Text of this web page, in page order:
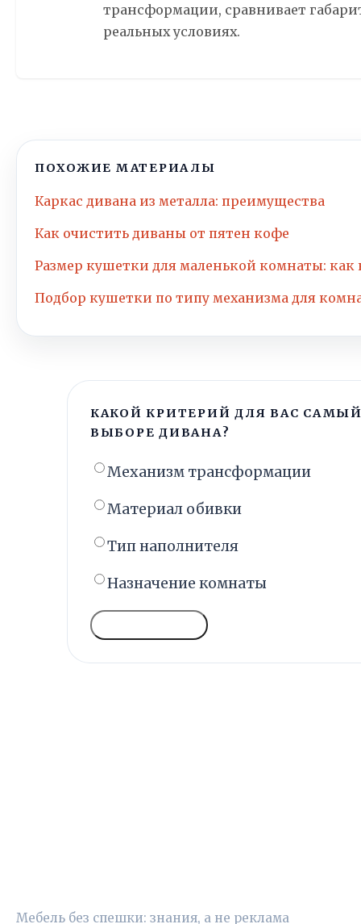
трансформации, сравнивает
реальных условиях.
ПОХОЖИЕ МАТЕРИАЛЫ
Каркас дивана из металла: преимущества
Как очистить диваны от пятен кофе
Размер кушетки для маленькой комнаты:
Подбор кушетки по типу механизма для
КАКОЙ КРИТЕРИЙ ДЛЯ ВАС
ВЫБОРЕ ДИВАНА?
Механизм трансформации
Материал обивки
Тип наполнителя
Назначение комнаты
Мебель без спешки: знания, а не реклама